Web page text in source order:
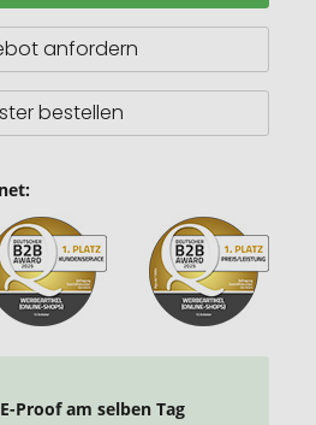
anfordern
bestellen
Proof am selben Tag